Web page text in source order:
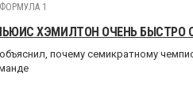
ФОРМУЛА 1
ХЭМИЛТОН ОЧЕНЬ БЫСТРО
почему семикратному